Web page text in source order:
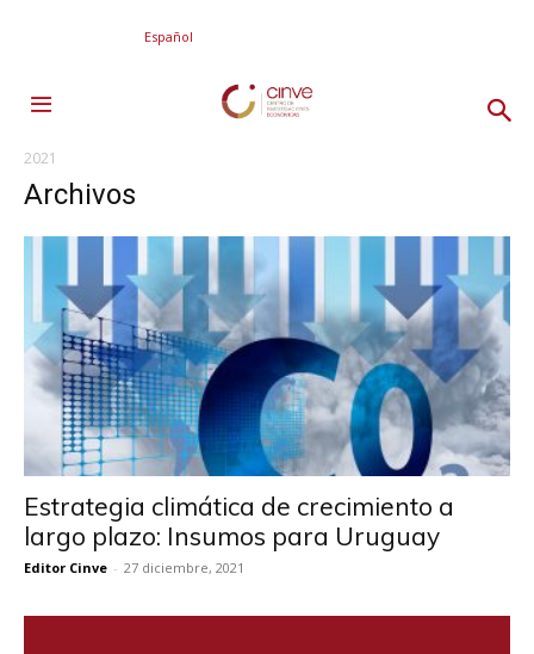
Español
2021
Archivos
Estrategia climática de crecimiento a
largo plazo: Insumos para Uruguay
Editor Cinve - 27 diciembre, 2021